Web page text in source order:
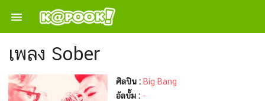

เพลง Sober
ศิลปิน : Big Bang
อัลบั้ม : -